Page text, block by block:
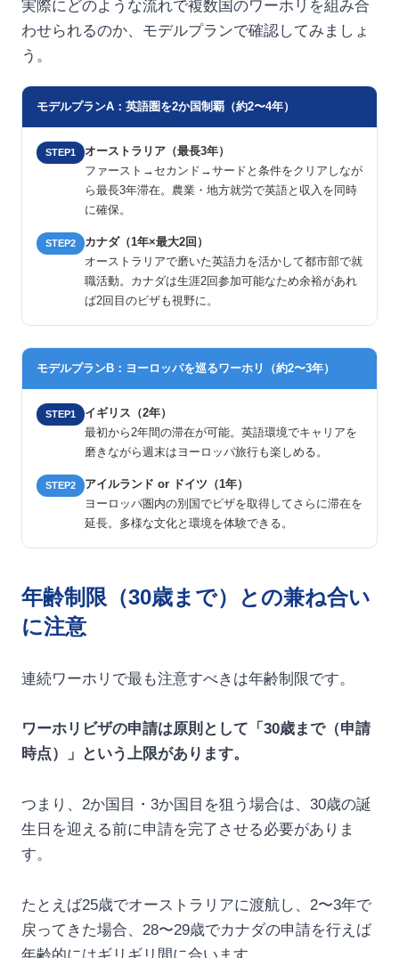
実際にどのような流れで複数国のワーホリを組み合
わせられるのか、モデルプランで確認してみましょ
う。
モデルプランA：英語圏を2か国制覇（約2〜4年）
STEP1
オーストラリア（最長3年）
ファースト→セカンド→サードと条件をクリアしなが
ら最長3年滞在。農業・地方就労で英語と収入を同時
に確保。
STEP2
カナダ（1年×最大2回）
オーストラリアで磨いた英語力を活かして都市部で就
職活動。カナダは生涯2回参加可能なため余裕があれ
ば2回目のビザも視野に。
モデルプランB：ヨーロッパを巡るワーホリ（約2〜3年）
STEP1
イギリス（2年）
最初から2年間の滞在が可能。英語環境でキャリアを
磨きながら週末はヨーロッパ旅行も楽しめる。
STEP2
アイルランド or ドイツ（1年）
ヨーロッパ圏内の別国でビザを取得してさらに滞在を
延長。多様な文化と環境を体験できる。
年齢制限（30歳まで）との兼ね合い
に注意
連続ワーホリで最も注意すべきは年齢制限です。
ワーホリビザの申請は原則として「30歳まで（申請
時点）」という上限があります。
つまり、2か国目・3か国目を狙う場合は、30歳の誕
生日を迎える前に申請を完了させる必要がありま
す。
たとえば25歳でオーストラリアに渡航し、2〜3年で
戻ってきた場合、28〜29歳でカナダの申請を行えば
年齢的にはギリギリ間に合います。